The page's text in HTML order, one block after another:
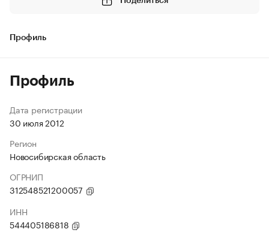
Профиль
Профиль
Дата регистрации
30 июля 2012
Регион
Новосибирская область
ОГРНИП
312548521200057
ИНН
544405186818